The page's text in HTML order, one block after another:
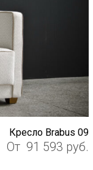
Кресло Brabus 09
От 91 593 руб.